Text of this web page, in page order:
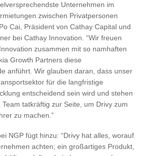
Unternehmen im
zwischen Privatpersonen
Cai, Präsident von Cathay Capital und
bei Cathay Innovation. “Wir freuen
zusammen mit so namhaften
Growth Partners diese
anführt. Wir glauben daran, dass unser
für die langfristige
entscheidend sein wird und stehen
tatkräftig zur Seite, um Drivy zum
zu machen.”
NGP fügt hinzu: “Drivy hat alles, worauf
achten; ein großartiges Produkt,